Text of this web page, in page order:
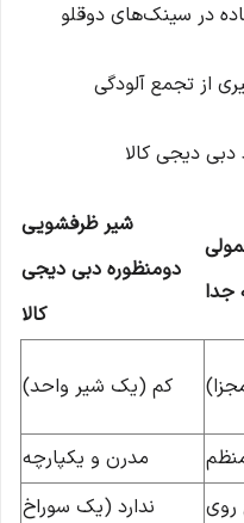
از تجمع آلودگی
دیجی کالا
جدا
شیر ظرفشویی
دومنظوره دبی دیجی
کالا
کم (یک شیر واحد)
مدرن و یکپارچه
روی
ندارد (یک سوراخ